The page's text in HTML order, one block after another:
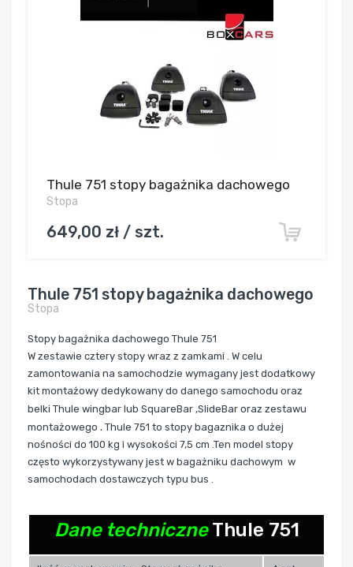
Thule 751 stopy bagażnika dachowego
Stopa
649,00 zł / szt.
Thule 751 stopy bagażnika dachowego
Stopa
Stopy bagażnika dachowego Thule 751
W zestawie cztery stopy wraz z zamkami . W celu
zamontowania na samochodzie wymagany jest dodatkowy
kit montażowy dedykowany do danego samochodu oraz
belki Thule wingbar lub SquareBar ,SlideBar oraz zestawu
montażowego . Thule 751 to stopy bagaznika o dużej
nośności do 100 kg i wysokości 7,5 cm . Ten model stopy
często wykorzystywany jest w bagażniku dachowym w
samochodach dostawczych typu bus .
Dane techniczneThule 751